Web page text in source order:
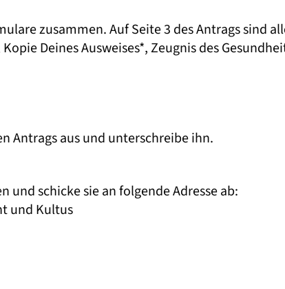
zusammen. Auf Seite 3 des Antrags sind
Deines Ausweises*, Zeugnis des
Antrags aus und unterschreibe ihn.
und schicke sie an folgende Adresse ab:
und Kultus